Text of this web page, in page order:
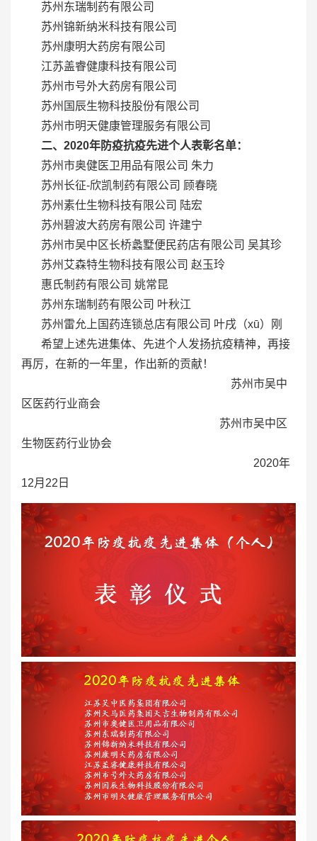
苏州东瑞制药有限公司
苏州锦新纳米科技有限公司
苏州康明大药房有限公司
江苏盖睿健康科技有限公司
苏州市号外大药房有限公司
苏州国辰生物科技股份有限公司
苏州市明天健康管理服务有限公司
二、2020年防疫抗疫先进个人表彰名单：
苏州市奥健医卫用品有限公司 朱力
苏州长征-欣凯制药有限公司 顾春晓
苏州素仕生物科技有限公司 陆宏
苏州碧波大药房有限公司 许建宁
苏州市吴中区长桥蠡墅便民药店有限公司 吴其珍
苏州艾森特生物科技有限公司 赵玉玲
惠氏制药有限公司 姚常昆
苏州东瑞制药有限公司 叶秋江
苏州雷允上国药连锁总店有限公司 叶戌（xū）刚
希望上述先进集体、先进个人发扬抗疫精神，再接
再厉，在新的一年里，作出新的贡献！
苏州市吴中
区医药行业商会
苏州市吴中区
生物医药行业协会
2020年
12月22日